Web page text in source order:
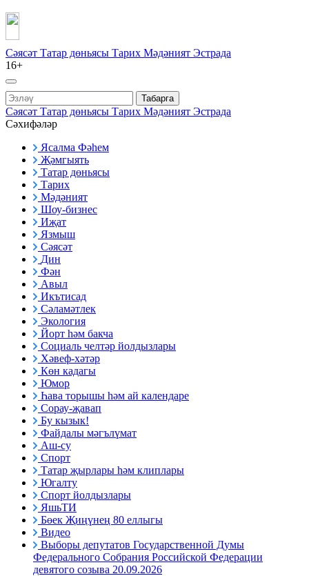
Сәясәт Татар дөньясы Тарих Мәдәният Эстрада
16+
Табарга
Сәясәт Татар дөньясы Тарих Мәдәният Эстрада
Сәхифәләр
Ясалма Фәһем
Җәмгыять
Татар дөньясы
Тарих
Мәдәният
Шоу-бизнес
Иҗат
Язмыш
Сәясәт
Дин
Фән
Авыл
Икътисад
Сәламәтлек
Экология
Йорт һәм бакча
Социаль челтәр йолдызлары
Хәвеф-хәтәр
Көн кадагы
Юмор
Һава торышы һәм ай календаре
Сорау-җавап
Бу кызык!
Файдалы мәгълүмат
Аш-су
Спорт
Татар җырлары һәм клиплары
Югалту
Спорт йолдызлары
ЯшьТИ
Бөек Җиңүнең 80 еллыгы
Видео
Выборы депутатов Государственной Думы
Федерального Собрания Российской Федерации
девятого созыва 20.09.2026